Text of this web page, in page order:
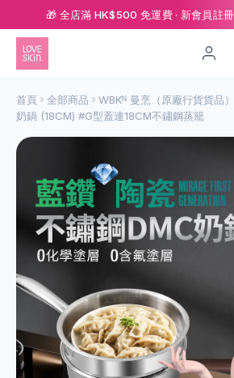
🎁 全店滿 HK$500 免運費 · 新會員註
首頁 全部商品
WBKᴺ 曼烹（原廠行貨貨品）
奶鍋 (18CM) #G型蓋連18CM不鏽鋼蒸籠